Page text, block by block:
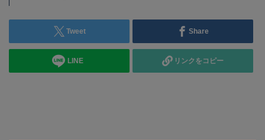
Tweet Share
LINE リンクをコピー